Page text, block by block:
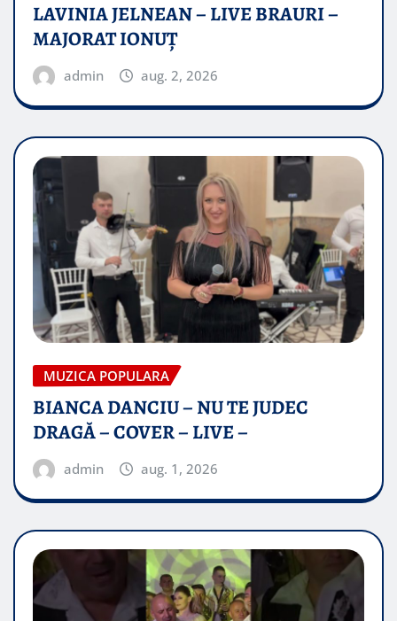
LAVINIA JELNEAN – LIVE BRAURI –
MAJORAT IONUŢ
admin aug. 2, 2026
MUZICA POPULARA
BIANCA DANCIU – NU TE JUDEC
DRAGĂ – COVER – LIVE –
admin aug. 1, 2026